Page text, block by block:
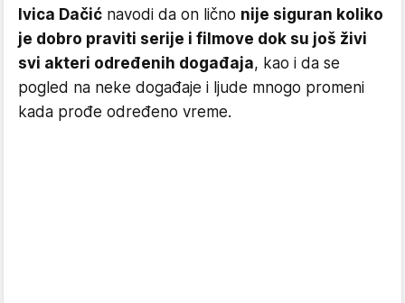
Ivica Dačić navodi da on lično nije siguran koliko
je dobro praviti serije i filmove dok su još živi
svi akteri određenih događaja, kao i da se
pogled na neke događaje i ljude mnogo promeni
kada prođe određeno vreme.